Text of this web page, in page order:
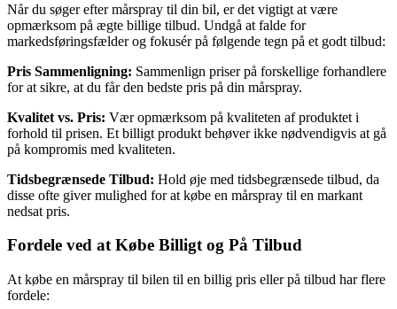
Når du søger efter mårspray til din bil, er det vigtigt at være
opmærksom på ægte billige tilbud. Undgå at falde for
markedsføringsfælder og fokusér på følgende tegn på et godt tilbud:
Pris Sammenligning: Sammenlign priser på forskellige forhandlere
for at sikre, at du får den bedste pris på din mårspray.
Kvalitet vs. Pris: Vær opmærksom på kvaliteten af produktet i
forhold til prisen. Et billigt produkt behøver ikke nødvendigvis at gå
på kompromis med kvaliteten.
Tidsbegrænsede Tilbud: Hold øje med tidsbegrænsede tilbud, da
disse ofte giver mulighed for at købe en mårspray til en markant
nedsat pris.
Fordele ved at Købe Billigt og På Tilbud
At købe en mårspray til bilen til en billig pris eller på tilbud har flere
fordele: